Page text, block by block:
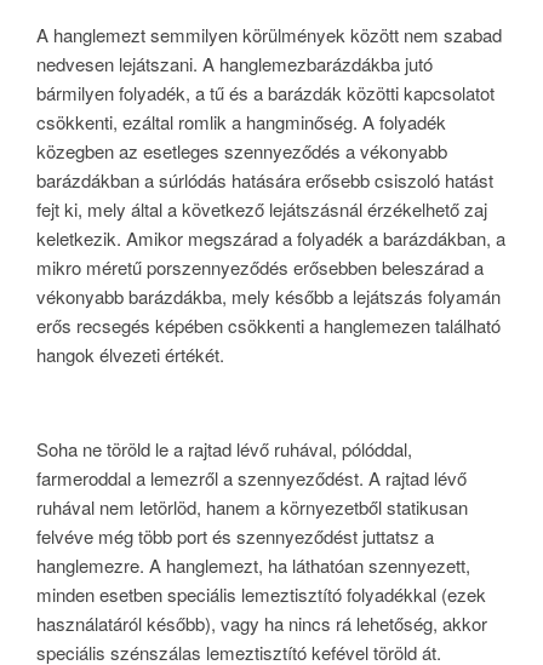
A hanglemezt semmilyen körülmények között nem szabad
nedvesen lejátszani. A hanglemezbarázdákba jutó
bármilyen folyadék, a tű és a barázdák közötti kapcsolatot
csökkenti, ezáltal romlik a hangminőség. A folyadék
közegben az esetleges szennyeződés a vékonyabb
barázdákban a súrlódás hatására erősebb csiszoló hatást
fejt ki, mely által a következő lejátszásnál érzékelhető zaj
keletkezik. Amikor megszárad a folyadék a barázdákban, a
mikro méretű porszennyeződés erősebben beleszárad a
vékonyabb barázdákba, mely később a lejátszás folyamán
erős recsegés képében csökkenti a hanglemezen található
hangok élvezeti értékét.
Soha ne töröld le a rajtad lévő ruhával, pólóddal,
farmeroddal a lemezről a szennyeződést. A rajtad lévő
ruhával nem letörlöd, hanem a környezetből statikusan
felvéve még több port és szennyeződést juttatsz a
hanglemezre. A hanglemezt, ha láthatóan szennyezett,
minden esetben speciális lemeztisztító folyadékkal (ezek
használatáról később), vagy ha nincs rá lehetőség, akkor
speciális szénszálas lemeztisztító kefével töröld át.